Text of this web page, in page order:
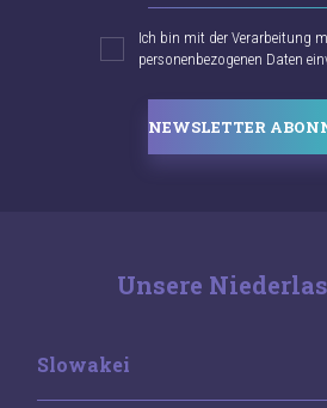
Ich bin mit der Verarbeitung
personenbezogenen Daten
NEWSLETTER
Unsere
Slowakei